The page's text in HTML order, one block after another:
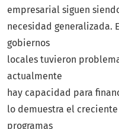
empresarial siguen
necesidad generalizada.
gobiernos
locales tuvieron
actualmente
hay capacidad para
lo demuestra el
programas